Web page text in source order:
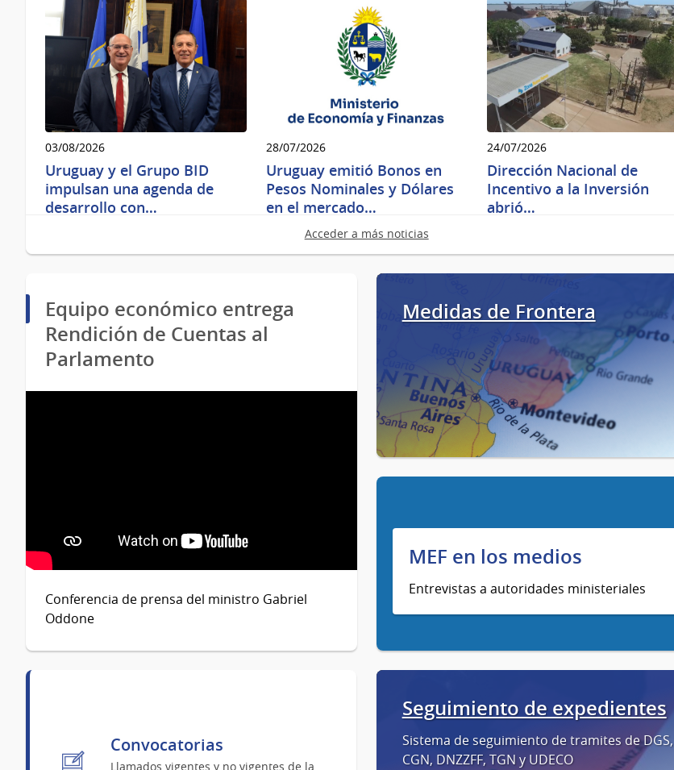
03/08/2026
Uruguay y el Grupo BID
impulsan una agenda de
desarrollo con…
28/07/2026
Uruguay emitió Bonos en
Pesos Nominales y Dólares
en el mercado…
24/07/2026
Dirección Nacional de
Incentivo a la Inversión
abrió…
Acceder a más noticias
Equipo económico entrega
Rendición de Cuentas al
Parlamento
Conferencia de prensa del ministro Gabriel
Oddone
Convocatorias
Llamados vigentes y no vigentes de la
Medidas de Frontera
MEF en los medios
Entrevistas a autoridades ministeriales
Seguimiento de expedientes
Sistema de seguimiento de tramites de DGS,
CGN, DNZZFF, TGN y UDECO